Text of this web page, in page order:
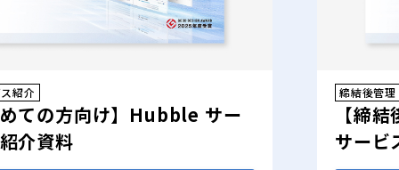
紹介
ての方向け】Hubble サー
介資料
締結後管理
【締
サービ